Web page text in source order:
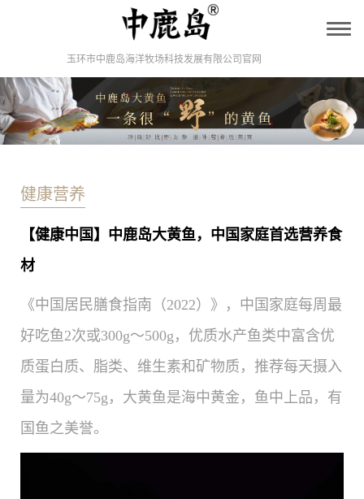
T
e
n
a
v
n
玉环市中鹿岛海洋牧场科技发展有限公司官网
健康营养
【健康中国】中鹿岛大黄鱼，中国家庭首选营养食
材
《中国居民膳食指南（2022）》，中国家庭每周最
好吃鱼2次或300g～500g，优质水产鱼类中富含优
质蛋白质、脂类、维生素和矿物质，推荐每天摄入
量为40g～75g，大黄鱼是海中黄金，鱼中上品，有
国鱼之美誉。